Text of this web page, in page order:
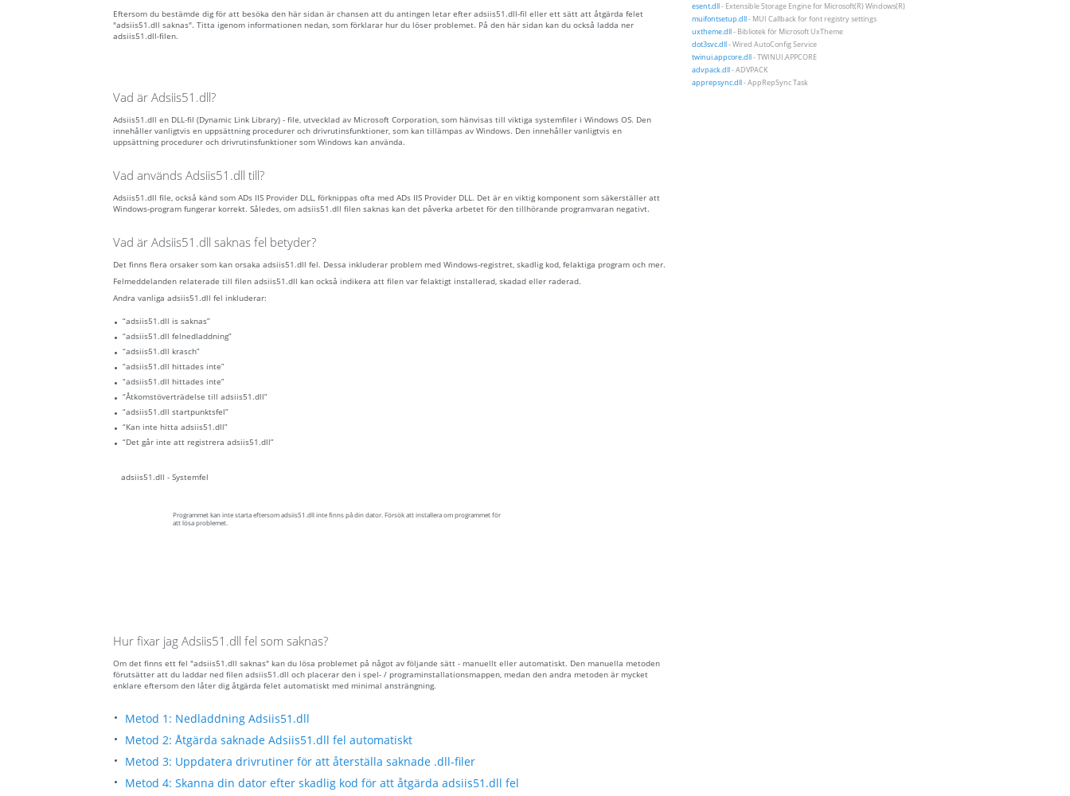
Eftersom du bestämde dig för att besöka den här sidan är chansen att du antingen letar efter adsiis51.dll-fil eller ett sätt att åtgärda felet
"adsiis51.dll saknas". Titta igenom informationen nedan, som förklarar hur du löser problemet. På den här sidan kan du också ladda ner
adsiis51.dll-filen.
Vad är Adsiis51.dll?
Adsiis51.dll en DLL-fil (Dynamic Link Library) - file, utvecklad av Microsoft Corporation, som hänvisas till viktiga systemfiler i Windows OS. Den
innehåller vanligtvis en uppsättning procedurer och drivrutinsfunktioner, som kan tillämpas av Windows. Den innehåller vanligtvis en
uppsättning procedurer och drivrutinsfunktioner som Windows kan använda.
Vad används Adsiis51.dll till?
Adsiis51.dll file, också känd som ADs IIS Provider DLL, förknippas ofta med ADs IIS Provider DLL. Det är en viktig komponent som säkerställer att
Windows-program fungerar korrekt. Således, om adsiis51.dll filen saknas kan det påverka arbetet för den tillhörande programvaran negativt.
Vad är Adsiis51.dll saknas fel betyder?
Det finns flera orsaker som kan orsaka adsiis51.dll fel. Dessa inkluderar problem med Windows-registret, skadlig kod, felaktiga program och mer.
Felmeddelanden relaterade till filen adsiis51.dll kan också indikera att filen var felaktigt installerad, skadad eller raderad.
Andra vanliga adsiis51.dll fel inkluderar:
“adsiis51.dll is saknas”
“adsiis51.dll felnedladdning”
“adsiis51.dll krasch”
“adsiis51.dll hittades inte”
“adsiis51.dll hittades inte”
“Åtkomstöverträdelse till adsiis51.dll”
“adsiis51.dll startpunktsfel”
“Kan inte hitta adsiis51.dll”
“Det går inte att registrera adsiis51.dll”
adsiis51.dll - Systemfel
Programmet kan inte starta eftersom adsiis51.dll inte finns på din dator. Försök att installera om programmet för
att lösa problemet.
Hur fixar jag Adsiis51.dll fel som saknas?
Om det finns ett fel "adsiis51.dll saknas" kan du lösa problemet på något av följande sätt - manuellt eller automatiskt. Den manuella metoden
förutsätter att du laddar ned filen adsiis51.dll och placerar den i spel- / programinstallationsmappen, medan den andra metoden är mycket
enklare eftersom den låter dig åtgärda felet automatiskt med minimal ansträngning.
Metod 1: Nedladdning Adsiis51.dll
Metod 2: Åtgärda saknade Adsiis51.dll fel automatiskt
Metod 3: Uppdatera drivrutiner för att återställa saknade .dll-filer
Metod 4: Skanna din dator efter skadlig kod för att åtgärda adsiis51.dll fel
esent.dll- Extensible Storage Engine for Microsoft(R) Windows(R)
muifontsetup.dll- MUI Callback for font registry settings
uxtheme.dll- Bibliotek för Microsoft UxTheme
dot3svc.dll- Wired AutoConfig Service
twinui.appcore.dll- TWINUI.APPCORE
advpack.dll- ADVPACK
apprepsync.dll- AppRepSync Task